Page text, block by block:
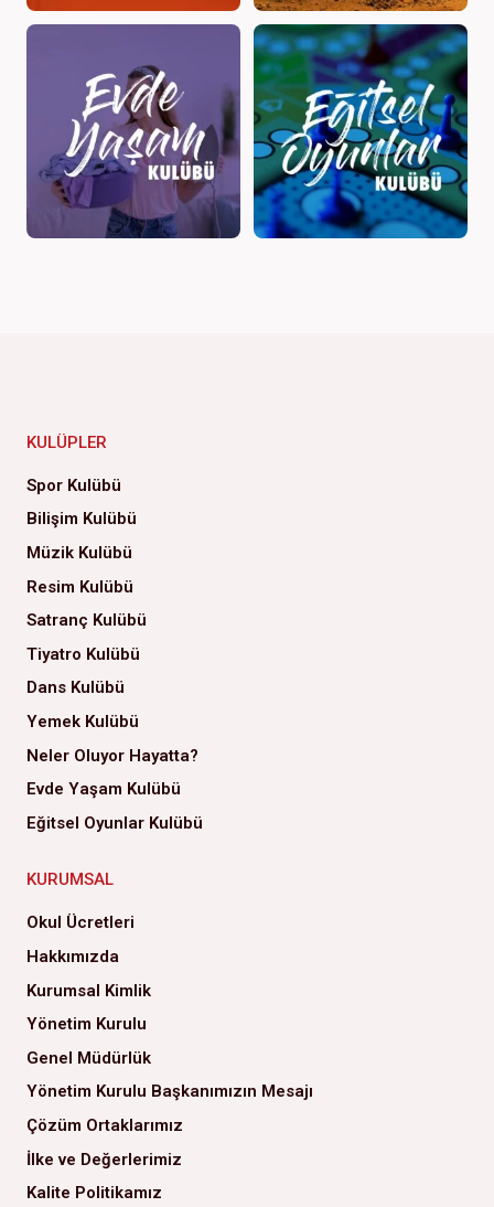
KULÜPLER
Spor Kulübü
Bilişim Kulübü
Müzik Kulübü
Resim Kulübü
Satranç Kulübü
Tiyatro Kulübü
Dans Kulübü
Yemek Kulübü
Neler Oluyor Hayatta?
Evde Yaşam Kulübü
Eğitsel Oyunlar Kulübü
KURUMSAL
Okul Ücretleri
Hakkımızda
Kurumsal Kimlik
Yönetim Kurulu
Genel Müdürlük
Yönetim Kurulu Başkanımızın Mesajı
Çözüm Ortaklarımız
İlke ve Değerlerimiz
Kalite Politikamız